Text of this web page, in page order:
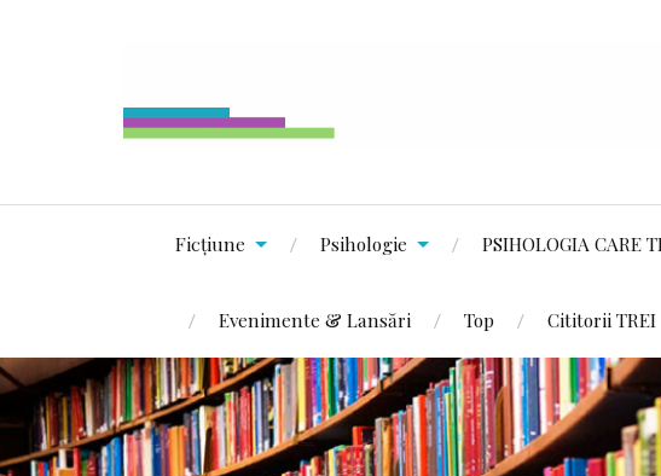
Ficțiune Psihologie PSIHOLOGIA CARE
Evenimente & Lansări Top Cititorii TREI